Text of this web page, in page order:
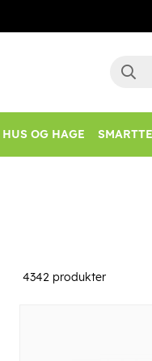
OG HAGE
4342 produkter